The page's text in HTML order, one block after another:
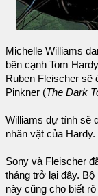
Michelle Williams
bên cạnh Tom
Ruben Fleischer sẽ
Pinkner (The Dark
Williams dự tính sẽ
nhân vật của
Sony và Fleischer
tháng trở lại đây.
này cũng cho biết rõ